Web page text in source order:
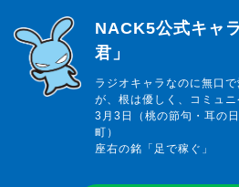
らじっと君
NACK5公式キャ
君」
ラジオキャラなのに無口
が、根は優しく、コミュ
3月3日（桃の節句・耳の
町）
座右の銘「足で稼ぐ」